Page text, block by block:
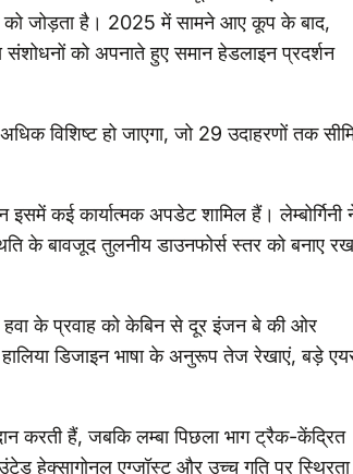
को जोड़ता है। 2025 में सामने आए कूप के बाद,
को अपनाते हुए समान हेडलाइन प्रदर्शन
विशिष्ट हो जाएगा, जो 29 उदाहरणों तक
कई कार्यात्मक अपडेट शामिल हैं। लेम्बोर्गिनी
के बावजूद तुलनीय डाउनफोर्स स्तर को बनाए
हवा के प्रवाह को केबिन से दूर इंजन बे की ओर
डिजाइन भाषा के अनुरूप तेज रेखाएं, बड़े
करती हैं, जबकि लम्बा पिछला भाग ट्रैक-केंद्रित
हेक्सागोनल एग्जॉस्ट और उच्च गति पर स्थिरता